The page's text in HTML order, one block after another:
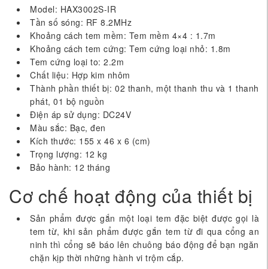
Model: HAX3002S-IR
Tần số sóng: RF 8.2MHz
Khoảng cách tem mềm: Tem mềm 4×4 : 1.7m
Khoảng cách tem cứng: Tem cứng loại nhỏ: 1.8m
Tem cứng loại to: 2.2m
Chất liệu: Hợp kim nhôm
Thành phần thiết bị: 02 thanh, một thanh thu và 1 thanh
phát, 01 bộ nguồn
Điện áp sử dụng: DC24V
Màu sắc: Bạc, đen
Kích thước: 155 x 46 x 6 (cm)
Trọng lượng: 12 kg
Bảo hành: 12 tháng
Cơ chế hoạt động của thiết bị
Sản phẩm được gắn một loại tem đặc biệt được gọi là
tem từ, khi sản phẩm được gắn tem từ đi qua cổng an
ninh thì cổng sẽ báo lên chuông báo động để bạn ngăn
chặn kịp thời những hành vi trộm cắp.